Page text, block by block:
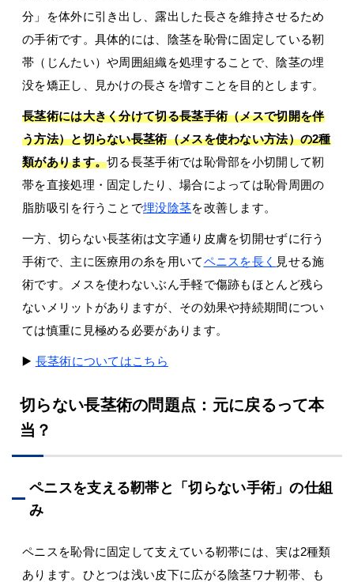
分」を体外に引き出し、露出した長さを維持させるため
の手術です。具体的には、陰茎を恥骨に固定している靭
帯（じんたい）や周囲組織を処理することで、陰茎の埋
没を矯正し、見かけの長さを増すことを目的とします。
長茎術には大きく分けて切る長茎手術（メスで切開を伴
う方法）と切らない長茎術（メスを使わない方法）の2種
類があります。切る長茎手術では恥骨部を小切開して靭
帯を直接処理・固定したり、場合によっては恥骨周囲の
脂肪吸引を行うことで埋没陰茎を改善します。
一方、切らない長茎術は文字通り皮膚を切開せずに行う
手術で、主に医療用の糸を用いてペニスを長く 見せる施
術です。メスを使わないぶん手軽で傷跡もほとんど残ら
ないメリットがありますが、その効果や持続期間につい
ては慎重に見極める必要があります。
▶️ 長茎術についてはこちら
切らない長茎術の問題点：元に戻るって本
当？
ペニスを支える靭帯と「切らない手術」の仕組
み
ペニスを恥骨に固定して支えている靭帯には、実は2種類
あります。ひとつは浅い皮下に広がる陰茎ワナ靭帯、も